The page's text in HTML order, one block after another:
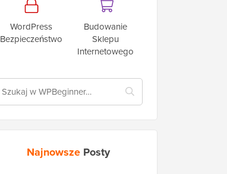
WordPress
Bezpieczeństwo
Budowanie
Sklepu
Internetowego
Najnowsze Posty